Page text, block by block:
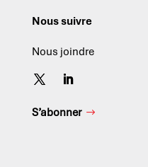
Nous suivre
Nous joindre
S’abonner